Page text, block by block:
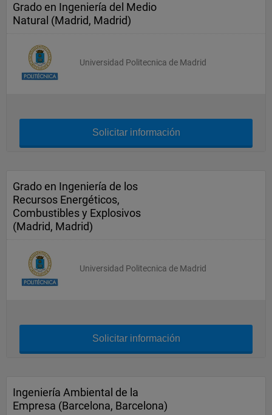
Grado en Ingeniería del Medio
Natural (Madrid, Madrid)
Universidad Politecnica de Madrid
Solicitar información
Grado en Ingeniería de los
Recursos Energéticos,
Combustibles y Explosivos
(Madrid, Madrid)
Universidad Politecnica de Madrid
Solicitar información
Ingeniería Ambiental de la
Empresa (Barcelona, Barcelona)